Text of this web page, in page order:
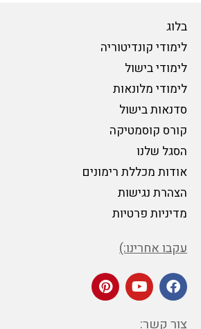
בלוג
לימודי קונדיטוריה
לימודי בישול
לימודי מלונאות
סדנאות בישול
קורס קוסמטיקה
הסגל שלנו
אודות מכללת רימונים
הצהרת נגישות
מדיניות פרטיות
עקבו אחרינו:)
צור קשר: